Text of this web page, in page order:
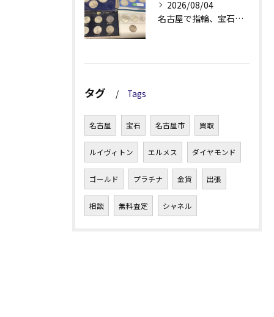
2026/08/04
名古屋で指輪、宝石買取なら当店で！！。
タグ Tags
名古屋 宝石 名古屋市 買取
ルイヴィトン エルメス ダイヤモンド
ゴールド プラチナ 金貨 出張
相談 無料査定 シャネル